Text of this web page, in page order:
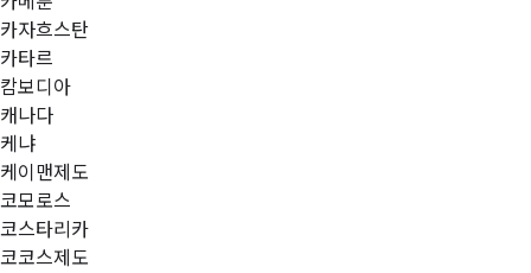
카자흐스탄
카타르
캄보디아
캐나다
케냐
케이맨제도
코모로스
코스타리카
코코스제도